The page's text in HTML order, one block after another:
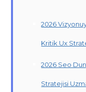
2026
Kritik Ux
2026 Seo
Stratejisi